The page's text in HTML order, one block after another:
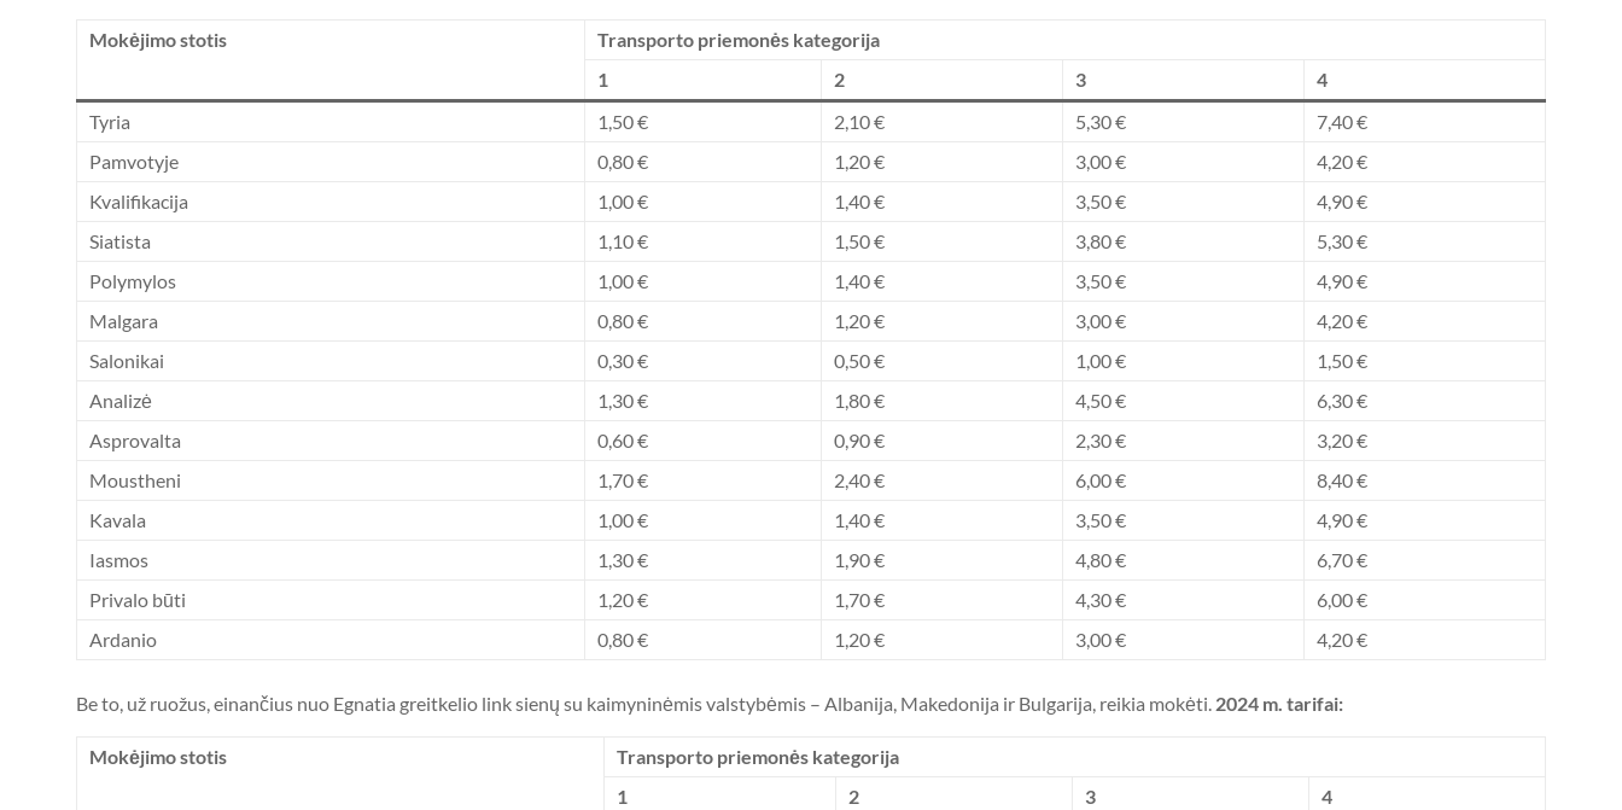
Mokėjimo stotis
Transporto priemonės kategorija
1
2 3
4
Tyria
1,50 € 2,10 € 5,30 €
7,40 €
Pamvotyje
0,80 € 1,20 € 3,00 €
4,20 €
Kvalifikacija
1,00 € 1,40 € 3,50 €
4,90 €
Siatista
1,10 € 1,50 € 3,80 €
5,30 €
Polymylos
1,00 € 1,40 € 3,50 €
4,90 €
Malgara
0,80 € 1,20 € 3,00 €
4,20 €
Salonikai
0,30 € 0,50 € 1,00 €
1,50 €
Analizė
1,30 € 1,80 € 4,50 €
6,30 €
Asprovalta
0,60 € 0,90 € 2,30 €
3,20 €
Moustheni
1,70 € 2,40 € 6,00 €
8,40 €
Kavala
1,00 € 1,40 € 3,50 €
4,90 €
Iasmos
1,30 € 1,90 € 4,80 €
6,70 €
Privalo būti
1,20 € 1,70 € 4,30 €
6,00 €
Ardanio
0,80 € 1,20 € 3,00 € 4,20 €
Be to, už ruožus, einančius nuo Egnatia greitkelio link sienų su kaimyninėmis valstybėmis – Albanija, Makedonija ir Bulgarija, reikia mokėti. 2024 m. tarifai:
Mokėjimo stotis
Transporto priemonės kategorija
1
2 3
4